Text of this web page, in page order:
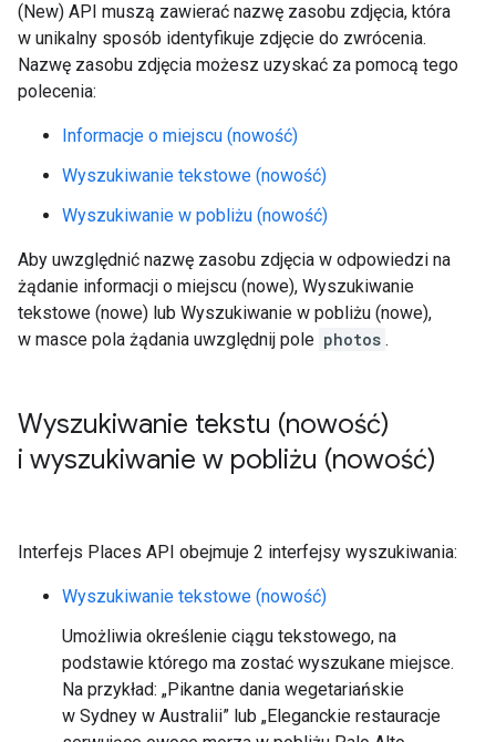
(New) API muszą zawierać nazwę zasobu zdjęcia, która
w unikalny sposób identyfikuje zdjęcie do zwrócenia.
Nazwę zasobu zdjęcia możesz uzyskać za pomocą tego
polecenia:
Informacje o miejscu (nowość)
Wyszukiwanie tekstowe (nowość)
Wyszukiwanie w pobliżu (nowość)
Aby uwzględnić nazwę zasobu zdjęcia w odpowiedzi na
żądanie informacji o miejscu (nowe), Wyszukiwanie
tekstowe (nowe) lub Wyszukiwanie w pobliżu (nowe),
w masce pola żądania uwzględnij pole photos .
Wyszukiwanie tekstu (nowość)
i wyszukiwanie w pobliżu (nowość)
Interfejs Places API obejmuje 2 interfejsy wyszukiwania:
Wyszukiwanie tekstowe (nowość)
Umożliwia określenie ciągu tekstowego, na
podstawie którego ma zostać wyszukane miejsce.
Na przykład: „Pikantne dania wegetariańskie
w Sydney w Australii” lub „Eleganckie restauracje